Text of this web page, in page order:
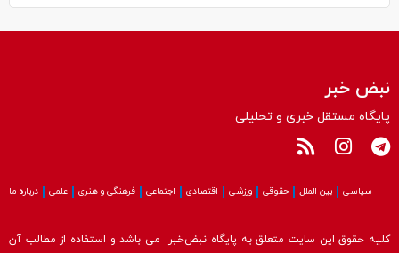
نبض خبر
پایگاه مستقل خبری و تحلیلی
سیاسی بین الملل حقوقی ورزشی اقتصادی اجتماعی فرهنگی و هنری علمی درباره ما
کلیه حقوق این سایت متعلق به پایگاه نبض‌خبر می باشد و استفاده از مطالب آن